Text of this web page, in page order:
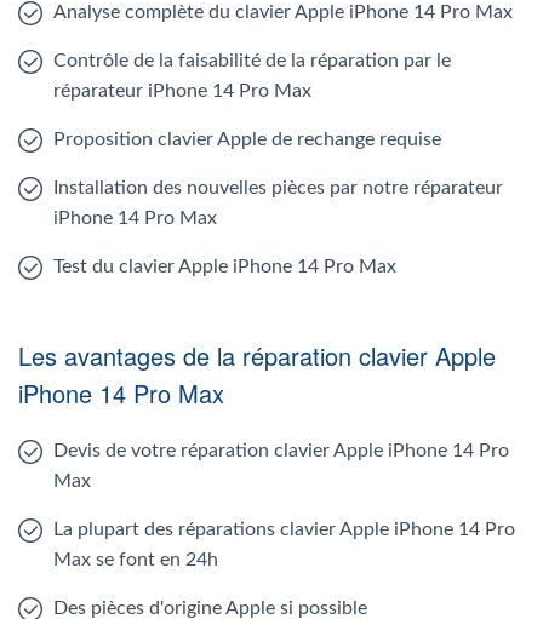
Analyse complète du clavier Apple iPhone 14 Pro Max
Contrôle de la faisabilité de la réparation par le
réparateur iPhone 14 Pro Max
Proposition clavier Apple de rechange requise
Installation des nouvelles pièces par notre réparateur
iPhone 14 Pro Max
Test du clavier Apple iPhone 14 Pro Max
Les avantages de la réparation clavier Apple
iPhone 14 Pro Max
Devis de votre réparation clavier Apple iPhone 14 Pro
Max
La plupart des réparations clavier Apple iPhone 14 Pro
Max se font en 24h
Des pièces d'origine Apple si possible